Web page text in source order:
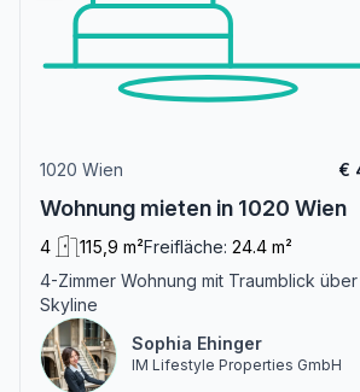
1020 Wien €
Wohnung mieten in 1020 Wien
4 115,9 m²Freifläche: 24.4 m²
4-Zimmer Wohnung mit Traumblick
Skyline
Sophia Ehinger
IM Lifestyle Properties GmbH